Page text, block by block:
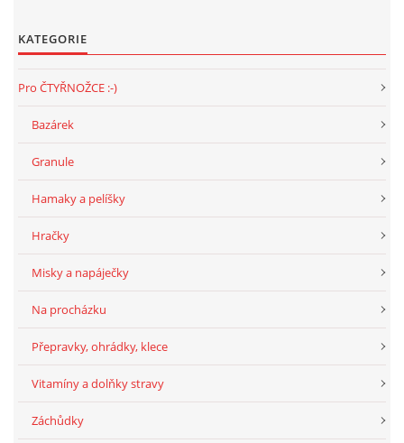
KATEGORIE
Pro ČTYŘNOŽCE :-)
Bazárek
Granule
Hamaky a pelíšky
Hračky
Misky a napáječky
Na procházku
Přepravky, ohrádky, klece
Vitamíny a dolňky stravy
Záchůdky